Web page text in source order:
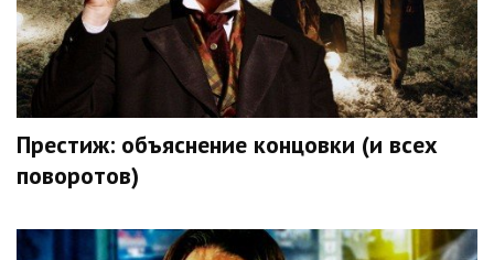
Престиж: объяснение концовки (и всех
поворотов)